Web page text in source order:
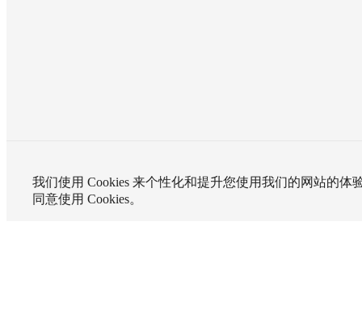
我们使用 Cookies 来个性化和提升您使用我们的网站的体
同意使用 Cookies。